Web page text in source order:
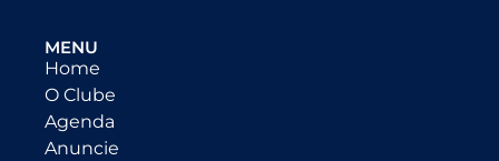
MENU
Home
O Clube
Agenda
Anuncie